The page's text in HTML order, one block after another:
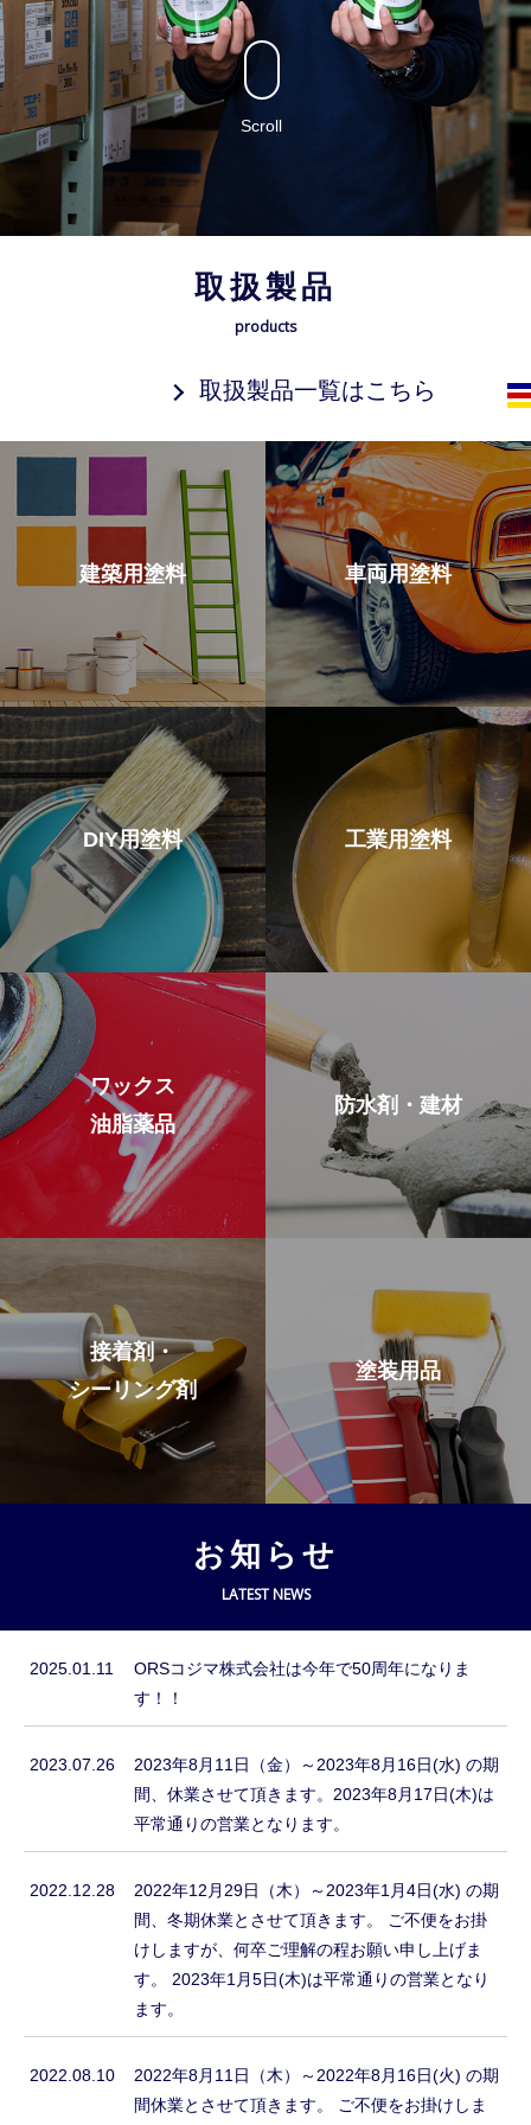
Scroll
取扱製品
products
取扱製品一覧はこちら
建築用塗料 車両用塗料
DIY用塗料 工業用塗料
ワックス
油脂薬品
防水剤・建材
接着剤・
シーリング剤
塗装用品
お知らせ
LATEST NEWS
2025.01.11
ORSコジマ株式会社は今年で50周年になりま
す！！
2023.07.26
2023年8月11日（金）～2023年8月16日(水) の期
間、休業させて頂きます。2023年8月17日(木)は
平常通りの営業となります。
2022.12.28
2022年12月29日（木）～2023年1月4日(水) の期
間、冬期休業とさせて頂きます。 ご不便をお掛
けしますが、何卒ご理解の程お願い申し上げま
す。 2023年1月5日(木)は平常通りの営業となり
ます。
2022.08.10
2022年8月11日（木）～2022年8月16日(火) の期
間休業とさせて頂きます。 ご不便をお掛けしま